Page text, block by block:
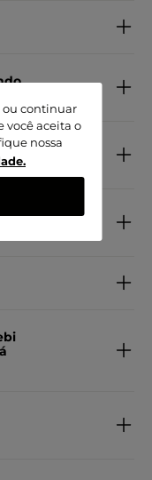
ou continuar
você aceita o
nossa
.